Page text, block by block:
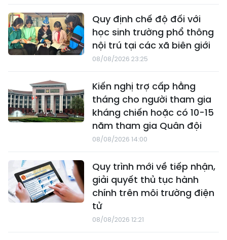
Quy định chế độ đối với
học sinh trường phổ thông
nội trú tại các xã biên giới
08/08/2026 23:25
Kiến nghị trợ cấp hằng
tháng cho người tham gia
kháng chiến hoặc có 10-15
năm tham gia Quân đội
08/08/2026 14:00
Quy trình mới về tiếp nhận,
giải quyết thủ tục hành
chính trên môi trường điện
tử
08/08/2026 12:21